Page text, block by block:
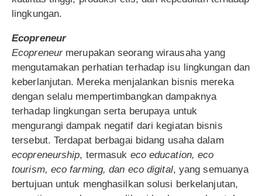
lingkungan.
Ecopreneur
Ecopreneurmerupakan seorang wirausaha yang
mengutamakan perhatian terhadap isu lingkungan dan
keberlanjutan. Mereka menjalankan bisnis mereka
dengan selalu mempertimbangkan dampaknya
terhadap lingkungan serta berupaya untuk
mengurangi dampak negatif dari kegiatan bisnis
tersebut. Terdapat berbagai bidang usaha dalam
ecopreneurship, termasuk eco education, eco
tourism, eco farming, dan eco digital, yang semuanya
bertujuan untuk menghasilkan solusi berkelanjutan,